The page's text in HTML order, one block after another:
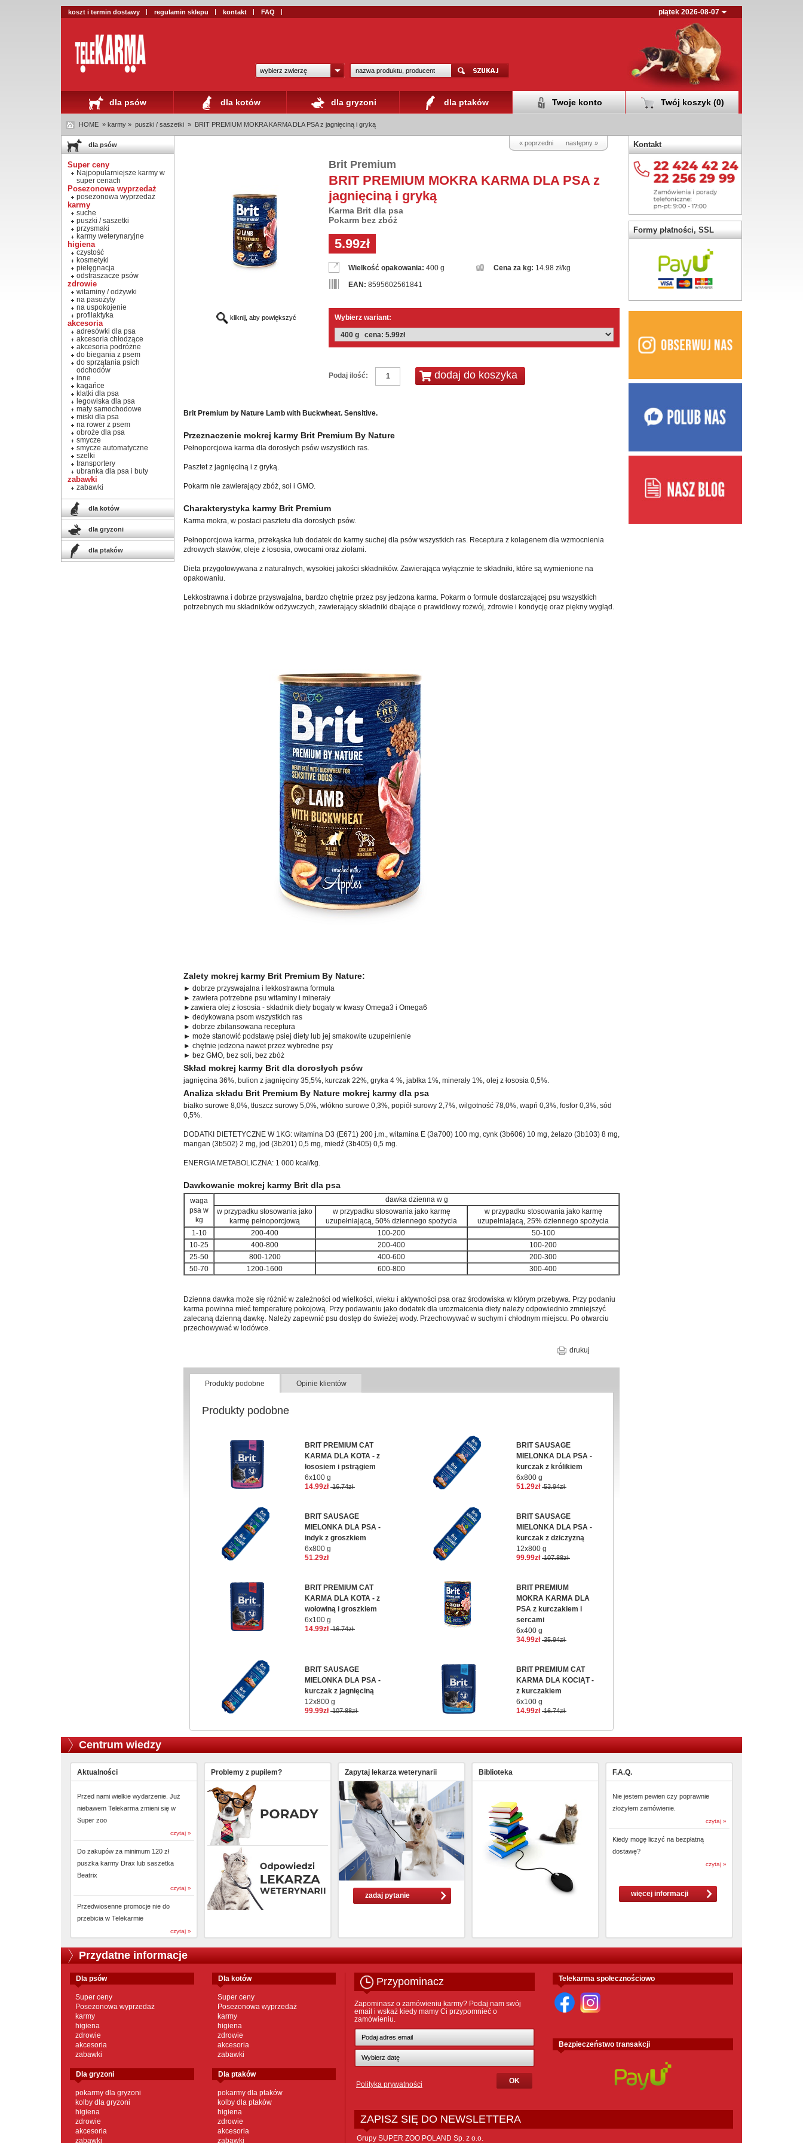
koszt i termin dostawy regulamin sklepu kontakt FAQ piątek 2026-08-07
wybierz zwierzę
dla psów dla kotów dla gryzoni dla ptaków Twoje konto Twój koszyk (0)
HOME » karmy » puszki / saszetki » BRIT PREMIUM MOKRA KARMA DLA PSA z jagnięciną i gryką
dla psów
Super ceny
Najpopularniejsze karmy w
super cenach
Posezonowa wyprzedaż
posezonowa wyprzedaż
karmy
suche
puszki / saszetki
przysmaki
karmy weterynaryjne
higiena
czystość
kosmetyki
pielęgnacja
odstraszacze psów
zdrowie
witaminy / odżywki
na pasożyty
na uspokojenie
profilaktyka
akcesoria
adresówki dla psa
akcesoria chłodzące
akcesoria podróżne
do biegania z psem
do sprzątania psich
odchodów
inne
kagańce
klatki dla psa
legowiska dla psa
maty samochodowe
miski dla psa
na rower z psem
obroże dla psa
smycze
smycze automatyczne
szelki
transportery
ubranka dla psa i buty
zabawki
zabawki
dla kotów
dla gryzoni
dla ptaków
« poprzedni następny »
kliknij, aby powiększyć
Brit Premium
BRIT PREMIUM MOKRA KARMA DLA PSA z
jagnięciną i gryką
Karma Brit dla psa
Pokarm bez zbóż
5.99zł
Wielkość opakowania: 400 g Cena za kg: 14.98 zł/kg
EAN: 8595602561841
Wybierz wariant:
Podaj ilość:
Brit Premium by Nature Lamb with Buckwheat. Sensitive.
Przeznaczenie mokrej karmy Brit Premium By Nature
Pełnoporcjowa karma dla dorosłych psów wszystkich ras.
Pasztet z jagnięciną i z gryką.
Pokarm nie zawierający zbóż, soi i GMO.
Charakterystyka karmy Brit Premium
Karma mokra, w postaci pasztetu dla dorosłych psów.
Pełnoporcjowa karma, przekąska lub dodatek do karmy suchej dla psów wszystkich ras. Receptura z kolagenem dla wzmocnienia
zdrowych stawów, oleje z łososia, owocami oraz ziołami.
Dieta przygotowywana z naturalnych, wysokiej jakości składników. Zawierająca wyłącznie te składniki, które są wymienione na
opakowaniu.
Lekkostrawna i dobrze przyswajalna, bardzo chętnie przez psy jedzona karma. Pokarm o formule dostarczającej psu wszystkich
potrzebnych mu składników odżywczych, zawierający składniki dbające o prawidłowy rozwój, zdrowie i kondycję oraz piękny wygląd.
Zalety mokrej karmy Brit Premium By Nature:
► dobrze przyswajalna i lekkostrawna formuła
► zawiera potrzebne psu witaminy i minerały
►zawiera olej z łososia - składnik diety bogaty w kwasy Omega3 i Omega6
► dedykowana psom wszystkich ras
► dobrze zbilansowana receptura
► może stanowić podstawę psiej diety lub jej smakowite uzupełnienie
► chętnie jedzona nawet przez wybredne psy
► bez GMO, bez soli, bez zbóż
Skład mokrej karmy Brit dla dorosłych psów
jagnięcina 36%, bulion z jagnięciny 35,5%, kurczak 22%, gryka 4 %, jabłka 1%, minerały 1%, olej z łososia 0,5%.
Analiza składu Brit Premium By Nature mokrej karmy dla psa
białko surowe 8,0%, tłuszcz surowy 5,0%, włókno surowe 0,3%, popiół surowy 2,7%, wilgotność 78,0%, wapń 0,3%, fosfor 0,3%, sód
0,5%.
DODATKI DIETETYCZNE W 1KG: witamina D3 (E671) 200 j.m., witamina E (3a700) 100 mg, cynk (3b606) 10 mg, żelazo (3b103) 8 mg,
mangan (3b502) 2 mg, jod (3b201) 0,5 mg, miedź (3b405) 0,5 mg.
ENERGIA METABOLICZNA: 1 000 kcal/kg.
Dawkowanie mokrej karmy Brit dla psa
waga
psa w
kg
dawka dzienna w g
w przypadku stosowania jako
karmę pełnoporcjową
w przypadku stosowania jako karmę
uzupełniającą, 50% dziennego spożycia
w przypadku stosowania jako karmę
uzupełniającą, 25% dziennego spożycia
1-10
200-400 100-200
50-100
10-25
400-800 200-400
100-200
25-50
800-1200 400-600
200-300
50-70
1200-1600 600-800 300-400
Dzienna dawka może się różnić w zależności od wielkości, wieku i aktywności psa oraz środowiska w którym przebywa. Przy podaniu
karma powinna mieć temperaturę pokojową. Przy podawaniu jako dodatek dla urozmaicenia diety należy odpowiednio zmniejszyć
zalecaną dzienną dawkę. Należy zapewnić psu dostęp do świeżej wody. Przechowywać w suchym i chłodnym miejscu. Po otwarciu
przechowywać w lodówce.
drukuj
Produkty podobne Opinie klientów
Produkty podobne
BRIT PREMIUM CAT
KARMA DLA KOTA - z
łososiem i pstrągiem
6x100 g
14.99zł 16.74zł
BRIT SAUSAGE
MIELONKA DLA PSA -
kurczak z królikiem
6x800 g
51.29zł 53.94zł
BRIT SAUSAGE
MIELONKA DLA PSA -
indyk z groszkiem
6x800 g
51.29zł
BRIT SAUSAGE
MIELONKA DLA PSA -
kurczak z dziczyzną
12x800 g
99.99zł 107.88zł
BRIT PREMIUM CAT
KARMA DLA KOTA - z
wołowiną i groszkiem
6x100 g
14.99zł 16.74zł
BRIT PREMIUM
MOKRA KARMA DLA
PSA z kurczakiem i
sercami
6x400 g
34.99zł 35.94zł
BRIT SAUSAGE
MIELONKA DLA PSA -
kurczak z jagnięciną
12x800 g
99.99zł 107.88zł
BRIT PREMIUM CAT
KARMA DLA KOCIĄT -
z kurczakiem
6x100 g
14.99zł 16.74zł
Kontakt
Formy płatności, SSL
Centrum wiedzy
Aktualności
Przed nami wielkie wydarzenie. Już
niebawem Telekarma zmieni się w
Super zoo
czytaj »
Do zakupów za minimum 120 zł
puszka karmy Drax lub saszetka
Beatrix
czytaj »
Przedwiosenne promocje nie do
przebicia w Telekarmie
czytaj »
Problemy z pupilem? Zapytaj lekarza weterynarii
zadaj pytanie
Biblioteka F.A.Q.
Nie jestem pewien czy poprawnie
złożyłem zamówienie.
czytaj »
Kiedy mogę liczyć na bezpłatną
dostawę?
czytaj »
więcej informacji
Przydatne informacje
dla psów
Super ceny
Posezonowa wyprzedaż
karmy
higiena
zdrowie
akcesoria
zabawki
dla kotów
Super ceny
Posezonowa wyprzedaż
karmy
higiena
zdrowie
akcesoria
zabawki
dla gryzoni
pokarmy dla gryzoni
kolby dla gryzoni
higiena
zdrowie
akcesoria
zabawki
dla ptaków
pokarmy dla ptaków
kolby dla ptaków
higiena
zdrowie
akcesoria
zabawki
Przypominacz
Zapominasz o zamówieniu karmy? Podaj nam swój
email i wskaż kiedy mamy Ci przypomnieć o
zamówieniu.
Polityka prywatności
Telekarma społecznościowo
Bezpieczeństwo transakcji
ZAPISZ SIĘ DO NEWSLETTERA
Grupy SUPER ZOO POLAND Sp. z o.o.